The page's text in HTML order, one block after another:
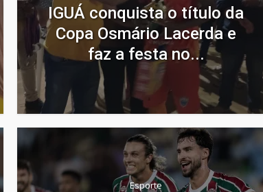
IGUÁ conquista o título da
Copa Osmário Lacerda e
faz a festa no...
Esporte